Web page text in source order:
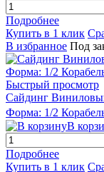
Подробнее
Купить в 1 клик
В избранное Под
Быстрый просмотр
Сайдинг
Форма: 1/2
В
Подробнее
Купить в 1 клик